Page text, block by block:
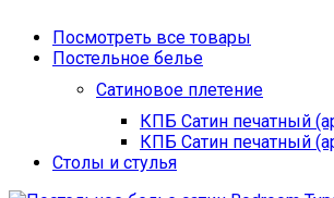
Посмотреть все товары
Постельное белье
Сатиновое плетение
КПБ Сатин печатный
КПБ Сатин печатный
Столы и стулья